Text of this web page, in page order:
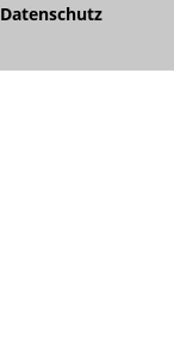
Datenschutz